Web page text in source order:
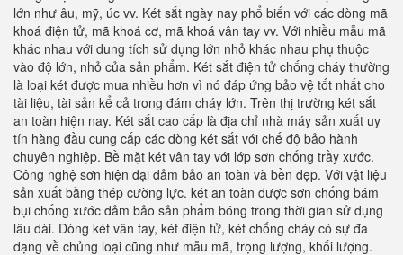
lớn như âu, mỹ, úc vv. Két sắt ngày nay phổ biến với các dòng mã
khoá điện tử, mã khoá cơ, mã khoá vân tay vv. Với nhiều mẫu mã
khác nhau với dung tích sử dụng lớn nhỏ khác nhau phụ thuộc
vào độ lớn, nhỏ của sản phẩm. Két sắt điện tử chống cháy thường
là loại két được mua nhiều hơn vì nó đáp ứng bảo vệ tốt nhất cho
tài liệu, tài sản kể cả trong đám cháy lớn. Trên thị trường két sắt
an toàn hiện nay. Két sắt cao cấp là địa chỉ nhà máy sản xuất uy
tín hàng đầu cung cấp các dòng két sắt với chế độ bảo hành
chuyên nghiệp. Bề mặt két vân tay với lớp sơn chống trầy xước.
Công nghệ sơn hiện đại đảm bảo an toàn và bền đẹp. Với vật liệu
sản xuất bằng thép cường lực. két an toàn được sơn chống bám
bụi chống xước đảm bảo sản phẩm bóng trong thời gian sử dụng
lâu dài. Dòng két vân tay, két điện tử, két chống cháy có sự đa
dạng về chủng loại cũng như mẫu mã, trọng lượng, khối lượng.